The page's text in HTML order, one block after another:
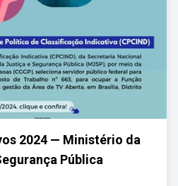
2024 — Ministério da
Pública